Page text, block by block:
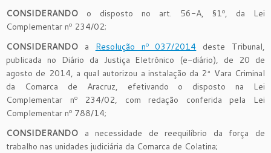
CONSIDERANDO o disposto no art. 56-A, §1º, da Lei
Complementar nº 234/02;
CONSIDERANDO a Resolução nº 037/2014 deste Tribunal,
publicada no Diário da Justiça Eletrônico (e-diário), de 20 de
agosto de 2014, a qual autorizou a instalação da 2ª Vara Criminal
da Comarca de Aracruz, efetivando o disposto na Lei
Complementar nº 234/02, com redação conferida pela Lei
Complementar nº 788/14;
CONSIDERANDO a necessidade de reequilíbrio da força de
trabalho nas unidades judiciária da Comarca de Colatina;